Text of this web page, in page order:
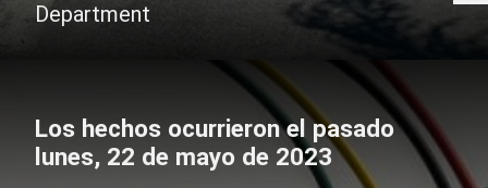
Department
Los hechos ocurrieron el pasado
lunes, 22 de mayo de 2023